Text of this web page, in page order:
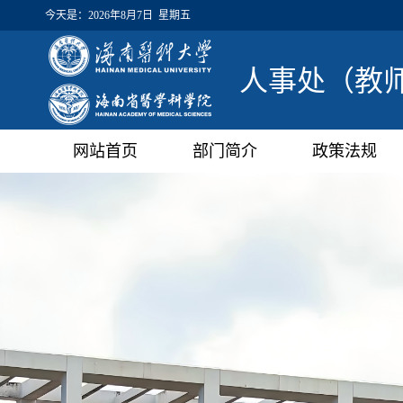
今天是： 2026年8月7日 星期五
人事处（教
网站首页 部门简介 政策法规